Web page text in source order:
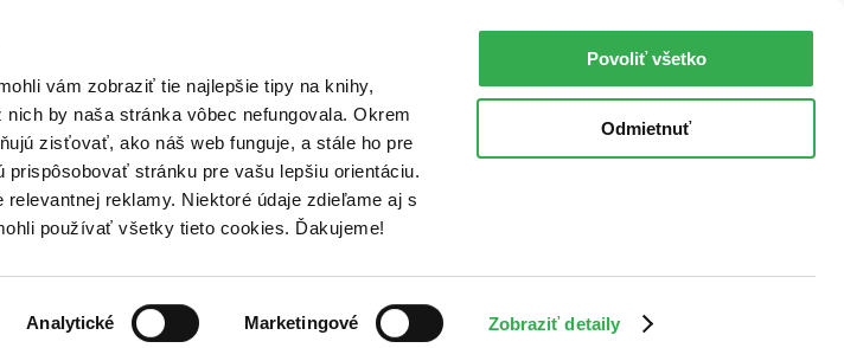
vám zobraziť tie najlepšie tipy na knihy,
by naša stránka vôbec nefungovala. Okrem
zisťovať, ako náš web funguje, a stále ho pre
stránku pre vašu lepšiu orientáciu.
reklamy. Niektoré údaje zdieľame aj s
používať všetky tieto cookies. Ďakujeme!
Analytické Marketingové Zobraziť detaily
Povoliť všetko
Odmietnuť